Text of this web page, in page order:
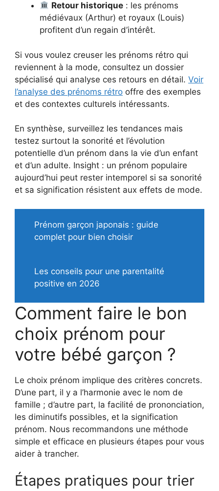
Retour historique : les prénoms
médiévaux (Arthur) et royaux (Louis)
profitent d’un regain d’intérêt.
Si vous voulez creuser les prénoms rétro qui
reviennent à la mode, consultez un dossier
spécialisé qui analyse ces retours en détail. Voir
l’analyse des prénoms rétro offre des exemples
et des contextes culturels intéressants.
En synthèse, surveillez les tendances mais
testez surtout la sonorité et l’évolution
potentielle d’un prénom dans la vie d’un enfant
et d’un adulte. Insight : un prénom populaire
aujourd’hui peut rester intemporel si sa sonorité
et sa signification résistent aux effets de mode.
Prénom garçon japonais : guide
complet pour bien choisir
Les conseils pour une parentalité
positive en 2026
Comment faire le bon
choix prénom pour
votre bébé garçon ?
Le choix prénom implique des critères concrets.
D’une part, il y a l’harmonie avec le nom de
famille ; d’autre part, la facilité de prononciation,
les diminutifs possibles, et la signification
prénom. Nous recommandons une méthode
simple et efficace en plusieurs étapes pour vous
aider à trancher.
Étapes pratiques pour trier